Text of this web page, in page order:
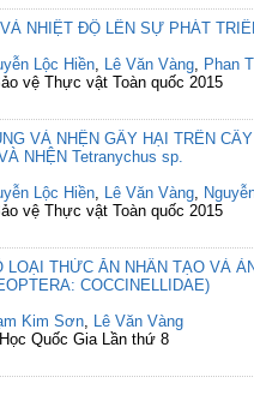
NHIỆT ĐỘ LÊN SỰ PHÁT
Lộc Hiền, Lê Văn Vàng, Phan
vệ Thực vật Toàn quốc 2015
VÀ NHỆN GÂY HẠI TRÊN
NHỆN Tetranychus sp.
Lộc Hiền, Lê Văn Vàng,
vệ Thực vật Toàn quốc 2015
THỨC ĂN NHÂN TẠO VÀ
COCCINELLIDAE)
Kim Sơn, Lê Văn Vàng
Quốc Gia Lần thứ 8